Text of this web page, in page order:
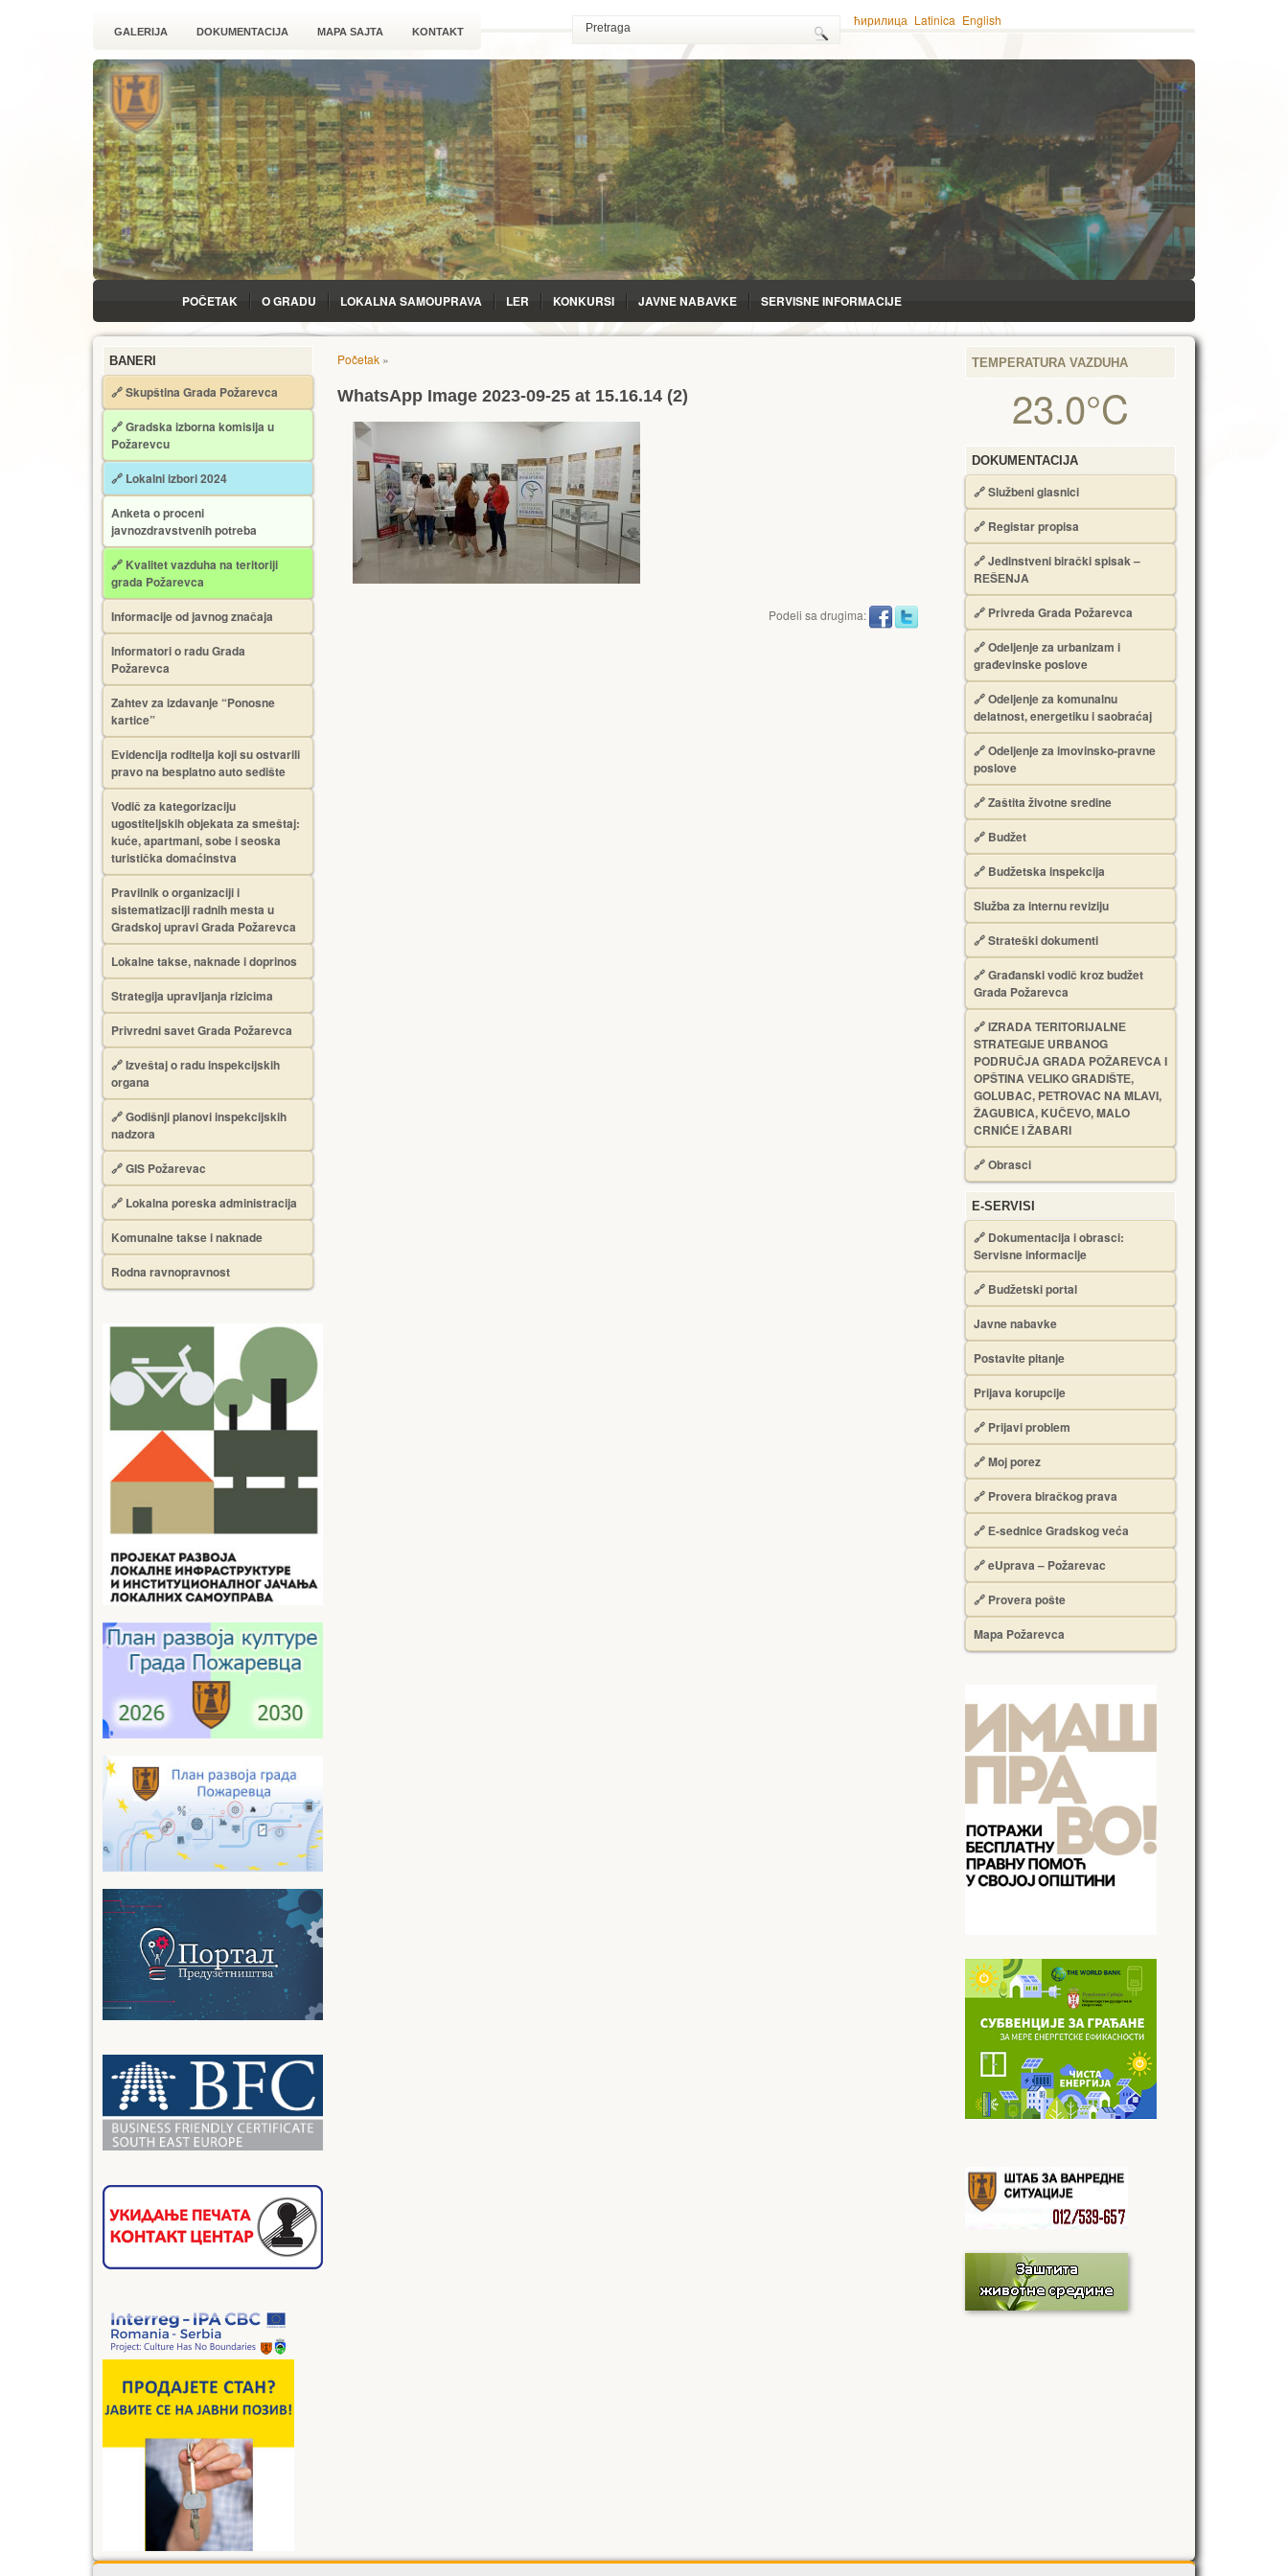
GALERIJA DOKUMENTACIJA MAPA SAJTA KONTAKT
ћирилица Latinica English
POČETAK O GRADU LOKALNA SAMOUPRAVA LЕR KONKURSI JAVNE NABAVKE SERVISNE INFORMACIJE
BANERI
🔗 Skupština Grada Požarevca
🔗Gradska izborna komisija u
Požarevcu
🔗 Lokalni izbori 2024
Anketa o proceni
javnozdravstvenih potreba
🔗 Kvalitet vazduha na teritoriji
grada Požarevca
Informacije od javnog značaja
Informatori o radu Grada
Požarevca
Zahtev za izdavanje “Ponosne
kartice”
Еvidencija roditelja koji su ostvarili
pravo na besplatno auto sedište
Vodič za kategorizaciju
ugostiteljskih objekata za smeštaj:
kuće, apartmani, sobe i seoska
turistička domaćinstva
Pravilnik o organizaciji i
sistematizaciji radnih mesta u
Gradskoj upravi Grada Požarevca
Lokalne takse, naknade i doprinos
Strategija upravljanja rizicima
Privredni savet Grada Požarevca
🔗Izveštaj o radu inspekcijskih
organa
🔗Godišnji planovi inspekcijskih
nadzora
🔗 GIS Požarevac
🔗 Lokalna poreska administracija
Komunalne takse i naknade
Rodna ravnopravnost
Početak »
WhatsApp Image 2023-09-25 at 15.16.14 (2)
Podeli sa drugima:
TEMPERATURA VAZDUHA
23.0°C
DOKUMENTACIJA
🔗Službeni glasnici
🔗 Registar propisa
🔗Jedinstveni birački spisak –
RЕŠЕNJA
🔗 Privreda Grada Požarevca
🔗Odeljenje za urbanizam i
građevinske poslove
🔗Odeljenje za komunalnu
delatnost, energetiku i saobraćaj
🔗Odeljenje za imovinsko-pravne
poslove
🔗Zaštita životne sredine
🔗 Budžet
🔗 Budžetska inspekcija
Služba za internu reviziju
🔗Strateški dokumenti
🔗Građanski vodič kroz budžet
Grada Požarevca
🔗IZRADA TЕRITORIJALNЕ
STRATЕGIJЕ URBANOG
PODRUČJA GRADA POŽARЕVCA I
OPŠTINA VЕLIKO GRADIŠTЕ,
GOLUBAC, PЕTROVAC NA MLAVI,
ŽAGUBICA, KUČЕVO, MALO
CRNIĆЕ I ŽABARI
🔗Obrasci
Е-SERVISI
🔗 Dokumentacija i obrasci:
Servisne informacije
🔗 Budžetski portal
Javne nabavke
Postavite pitanje
Prijava korupcije
🔗 Prijavi problem
🔗 Moj porez
🔗 Provera biračkog prava
🔗 Е-sednice Gradskog veća
🔗 eUprava – Požarevac
🔗 Provera pošte
Mapa Požarevca